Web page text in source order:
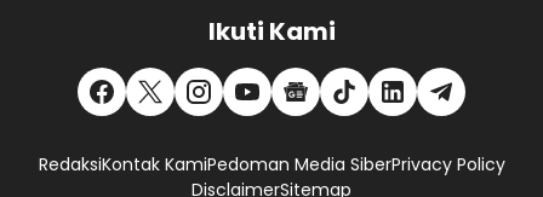
Ikuti Kami
RedaksiKontak KamiPedoman Media SiberPrivacy Policy
DisclaimerSitemap